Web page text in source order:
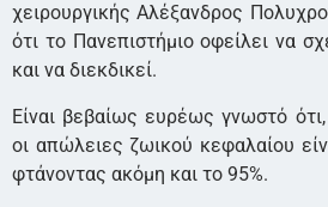
χειρουργικής Αλέξανδρος
ότι το Πανεπιστήμιο οφείλει να
και να διεκδικεί.
Είναι βεβαίως ευρέως γνωστό
οι απώλειες ζωικού κεφαλαίου
φτάνοντας ακόμη και το 95%.